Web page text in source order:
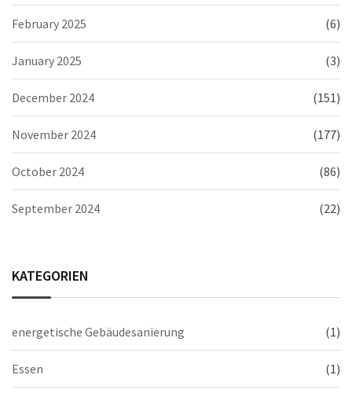
February 2025 (6)
January 2025 (3)
December 2024 (151)
November 2024 (177)
October 2024 (86)
September 2024 (22)
KATEGORIEN
energetische Gebäudesanierung (1)
Essen (1)